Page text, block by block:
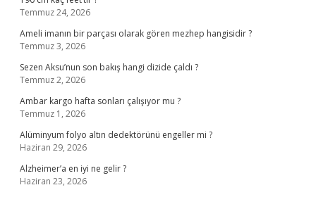
Temmuz 24, 2026
Ameli imanın bir parçası olarak gören mezhep hangisidir ?
Temmuz 3, 2026
Sezen Aksu’nun son bakış hangi dizide çaldı ?
Temmuz 2, 2026
Ambar kargo hafta sonları çalışıyor mu ?
Temmuz 1, 2026
Alüminyum folyo altın dedektörünü engeller mi ?
Haziran 29, 2026
Alzheimer’a en iyi ne gelir ?
Haziran 23, 2026